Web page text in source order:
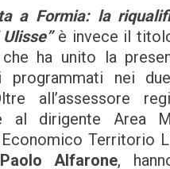
a Formia: la
è invece il
ha unito la
programmati nei
all’assessore
al dirigente Area
Territorio
Paolo Alfarone,